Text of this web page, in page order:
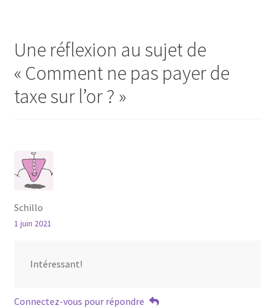
Une réflexion au sujet de
« Comment ne pas payer de
taxe sur l’or ? »
Schillo
1 juin 2021
Intéressant!
Connectez-vous pour répondre